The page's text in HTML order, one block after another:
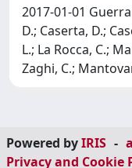
2017-01-01
D.; Caserta, D.;
L.; La Rocca, C.;
Zaghi, C.;
Powered byIRIS -
Privacy and Cookie